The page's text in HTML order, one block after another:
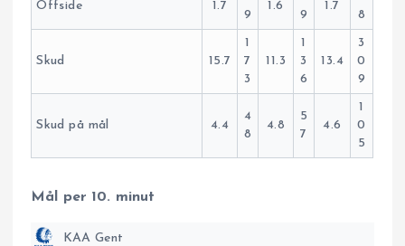
Offside 1.7
9
1.6
9
1.7
8
Skud 15.7
1
7
3
11.3
1
3
6
13.4
3
0
9
Skud på mål 4.4
4
8
4.8
5
7
4.6
1
0
5
Mål per 10. minut
KAA Gent